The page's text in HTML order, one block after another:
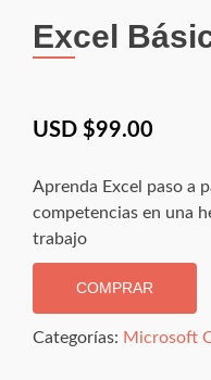
Excel
USD $99.00
Aprenda Excel paso a
competencias en una
trabajo
COMPRAR
Categorías: Microsoft